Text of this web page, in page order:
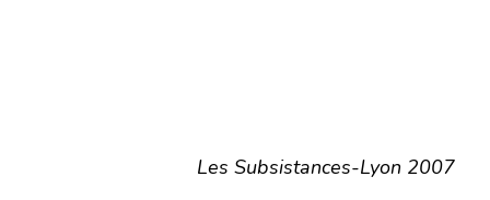
Les Subsistances-Lyon 2007